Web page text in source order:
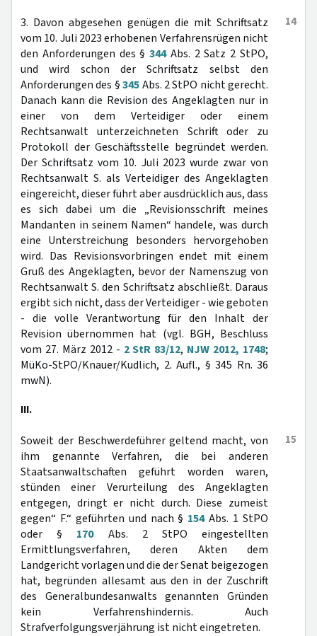
14
3. Davon abgesehen genügen die mit Schriftsatz
vom 10. Juli 2023 erhobenen Verfahrensrügen nicht
den Anforderungen des §344Abs. 2 Satz 2 StPO,
und wird schon der Schriftsatz selbst den
Anforderungen des §345Abs. 2 StPO nicht gerecht.
Danach kann die Revision des Angeklagten nur in
einer von dem Verteidiger oder einem
Rechtsanwalt unterzeichneten Schrift oder zu
Protokoll der Geschäftsstelle begründet werden.
Der Schriftsatz vom 10. Juli 2023 wurde zwar von
Rechtsanwalt S. als Verteidiger des Angeklagten
eingereicht, dieser führt aber ausdrücklich aus, dass
es sich dabei um die „Revisionsschrift meines
Mandanten in seinem Namen“ handele, was durch
eine Unterstreichung besonders hervorgehoben
wird. Das Revisionsvorbringen endet mit einem
Gruß des Angeklagten, bevor der Namenszug von
Rechtsanwalt S. den Schriftsatz abschließt. Daraus
ergibt sich nicht, dass der Verteidiger - wie geboten
- die volle Verantwortung für den Inhalt der
Revision übernommen hat (vgl. BGH, Beschluss
vom 27. März 2012 - 2 StR 83/12, NJW 2012, 1748;
MüKo-StPO/Knauer/Kudlich, 2. Aufl., § 345 Rn. 36
mwN).
III.
15
Soweit der Beschwerdeführer geltend macht, von
ihm genannte Verfahren, die bei anderen
Staatsanwaltschaften geführt worden waren,
stünden einer Verurteilung des Angeklagten
entgegen, dringt er nicht durch. Diese zumeist
gegen“ F.“ geführten und nach § 154Abs. 1 StPO
oder § 170Abs. 2 StPO eingestellten
Ermittlungsverfahren, deren Akten dem
Landgericht vorlagen und die der Senat beigezogen
hat, begründen allesamt aus den in der Zuschrift
des Generalbundesanwalts genannten Gründen
kein Verfahrenshindernis. Auch
Strafverfolgungsverjährung ist nicht eingetreten.